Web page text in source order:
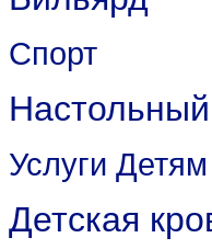
Спорт
Услуги Детям
Детская